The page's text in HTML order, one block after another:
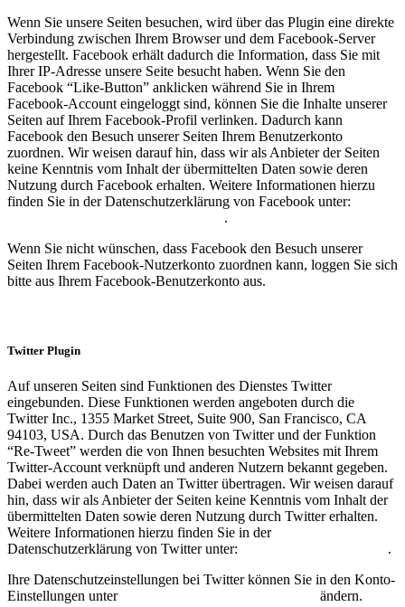
Wenn Sie unsere Seiten besuchen, wird über das Plugin eine direkte
Verbindung zwischen Ihrem Browser und dem Facebook-Server
hergestellt. Facebook erhält dadurch die Information, dass Sie mit
Ihrer IP-Adresse unsere Seite besucht haben. Wenn Sie den
Facebook “Like-Button” anklicken während Sie in Ihrem
Facebook-Account eingeloggt sind, können Sie die Inhalte unserer
Seiten auf Ihrem Facebook-Profil verlinken. Dadurch kann
Facebook den Besuch unserer Seiten Ihrem Benutzerkonto
zuordnen. Wir weisen darauf hin, dass wir als Anbieter der Seiten
keine Kenntnis vom Inhalt der übermittelten Daten sowie deren
Nutzung durch Facebook erhalten. Weitere Informationen hierzu
finden Sie in der Datenschutzerklärung von Facebook unter:
.
Wenn Sie nicht wünschen, dass Facebook den Besuch unserer
Seiten Ihrem Facebook-Nutzerkonto zuordnen kann, loggen Sie sich
bitte aus Ihrem Facebook-Benutzerkonto aus.
Twitter Plugin
Auf unseren Seiten sind Funktionen des Dienstes Twitter
eingebunden. Diese Funktionen werden angeboten durch die
Twitter Inc., 1355 Market Street, Suite 900, San Francisco, CA
94103, USA. Durch das Benutzen von Twitter und der Funktion
“Re-Tweet” werden die von Ihnen besuchten Websites mit Ihrem
Twitter-Account verknüpft und anderen Nutzern bekannt gegeben.
Dabei werden auch Daten an Twitter übertragen. Wir weisen darauf
hin, dass wir als Anbieter der Seiten keine Kenntnis vom Inhalt der
übermittelten Daten sowie deren Nutzung durch Twitter erhalten.
Weitere Informationen hierzu finden Sie in der
Datenschutzerklärung von Twitter unter:
.
Ihre Datenschutzeinstellungen bei Twitter können Sie in den Konto-
Einstellungen unter
ändern.